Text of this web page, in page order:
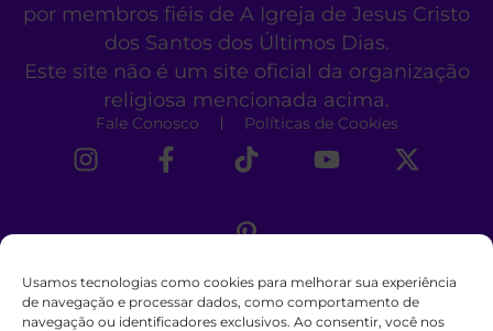
Usamos tecnologias como cookies para melhorar sua experiência
de navegação e processar dados, como comportamento de
navegação ou identificadores exclusivos. Ao consentir, você nos
por membros fiéis de A Igreja de Jesus Cristo
dos Santos dos Últimos Dias.
Este site não é um site oficial da organização
religiosa mencionada acima.
Fale Conosco Políticas de Cookies